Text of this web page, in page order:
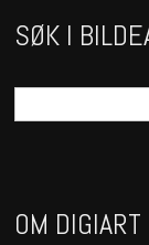
SØK I
OM DIGIART